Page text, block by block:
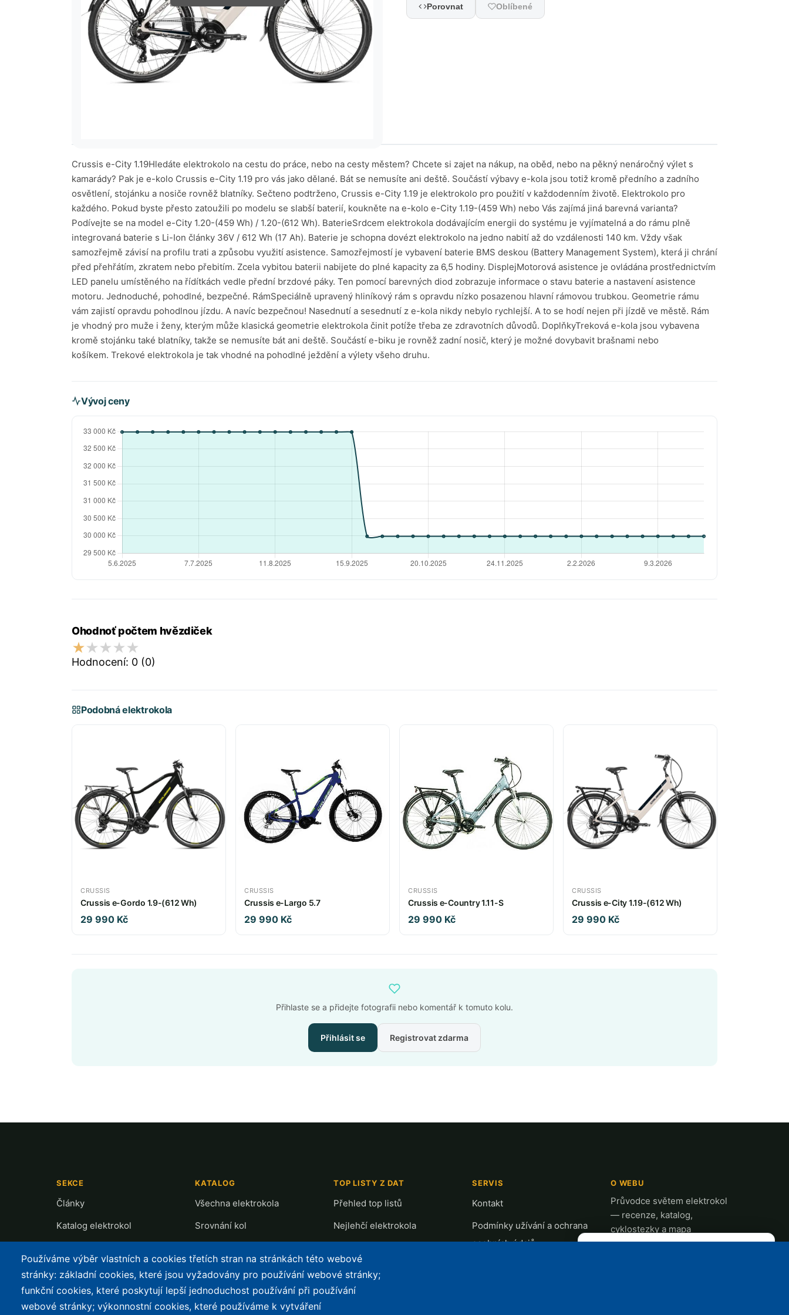
Porovnat Oblíbené
Crussis e-City 1.19Hledáte elektrokolo na cestu do práce, nebo na cesty městem? Chcete si zajet na nákup, na oběd, nebo na pěkný nenáročný výlet s
kamarády? Pak je e-kolo Crussis e-City 1.19 pro vás jako dělané. Bát se nemusíte ani deště. Součástí výbavy e-kola jsou totiž kromě předního a zadního
osvětlení, stojánku a nosiče rovněž blatníky. Sečteno podtrženo, Crussis e-City 1.19 je elektrokolo pro použití v každodenním životě. Elektrokolo pro
každého. Pokud byste přesto zatoužili po modelu se slabší baterií, koukněte na e-kolo e-City 1.19-(459 Wh) nebo Vás zajímá jiná barevná varianta?
Podívejte se na model e-City 1.20-(459 Wh) / 1.20-(612 Wh). BaterieSrdcem elektrokola dodávajícím energii do systému je vyjímatelná a do rámu plně
integrovaná baterie s Li-Ion články 36V / 612 Wh (17 Ah). Baterie je schopna dovézt elektrokolo na jedno nabití až do vzdálenosti 140 km. Vždy však
samozřejmě závisí na profilu trati a způsobu využití asistence. Samozřejmostí je vybavení baterie BMS deskou (Battery Management System), která ji chrání
před přehřátím, zkratem nebo přebitím. Zcela vybitou baterii nabijete do plné kapacity za 6,5 hodiny. DisplejMotorová asistence je ovládána prostřednictvím
LED panelu umístěného na řídítkách vedle přední brzdové páky. Ten pomocí barevných diod zobrazuje informace o stavu baterie a nastavení asistence
motoru. Jednoduché, pohodlné, bezpečné. RámSpeciálně upravený hliníkový rám s opravdu nízko posazenou hlavní rámovou trubkou. Geometrie rámu
vám zajistí opravdu pohodlnou jízdu. A navíc bezpečnou! Nasednutí a sesednutí z e-kola nikdy nebylo rychlejší. A to se hodí nejen při jízdě ve městě. Rám
je vhodný pro muže i ženy, kterým může klasická geometrie elektrokola činit potíže třeba ze zdravotních důvodů. DoplňkyTreková e-kola jsou vybavena
kromě stojánku také blatníky, takže se nemusíte bát ani deště. Součástí e-biku je rovněž zadní nosič, který je možné dovybavit brašnami nebo
košíkem. Trekové elektrokola je tak vhodné na pohodlné ježdění a výlety všeho druhu.
Vývoj ceny
Ohodnoť počtem hvězdiček
Hodnocení: 0 (0)
Podobná elektrokola
CRUSSIS
Crussis e-Gordo 1.9-(612 Wh)
29 990 Kč
CRUSSIS
Crussis e-Largo 5.7
29 990 Kč
CRUSSIS
Crussis e-Country 1.11-S
29 990 Kč
CRUSSIS
Crussis e-City 1.19-(612 Wh)
29 990 Kč
Přihlaste se a přidejte fotografii nebo komentář k tomuto kolu.
Přihlásit se Registrovat zdarma
SEKCE
Články
Katalog elektrokol
Půjčovny
Mapa nabíjení
KATALOG
Všechna elektrokola
Srovnání kol
Přehled motorů
TOP LISTY Z DAT
Přehled top listů
Nejlehčí elektrokola
Nejlevnější s Bosch CX
Největší poklesy cen
SERVIS
Kontakt
Podmínky užívání a ochrana
osobních údajů
O WEBU
Průvodce světem elektrokol
— recenze, katalog,
cyklostezky a mapa
nabíjecích stanic z celé ČR.
Používáme výběr vlastních a cookies třetích stran na stránkách této webové
stránky: základní cookies, které jsou vyžadovány pro používání webové stránky;
funkční cookies, které poskytují lepší jednoduchost používání při používání
webové stránky; výkonnostní cookies, které používáme k vytváření